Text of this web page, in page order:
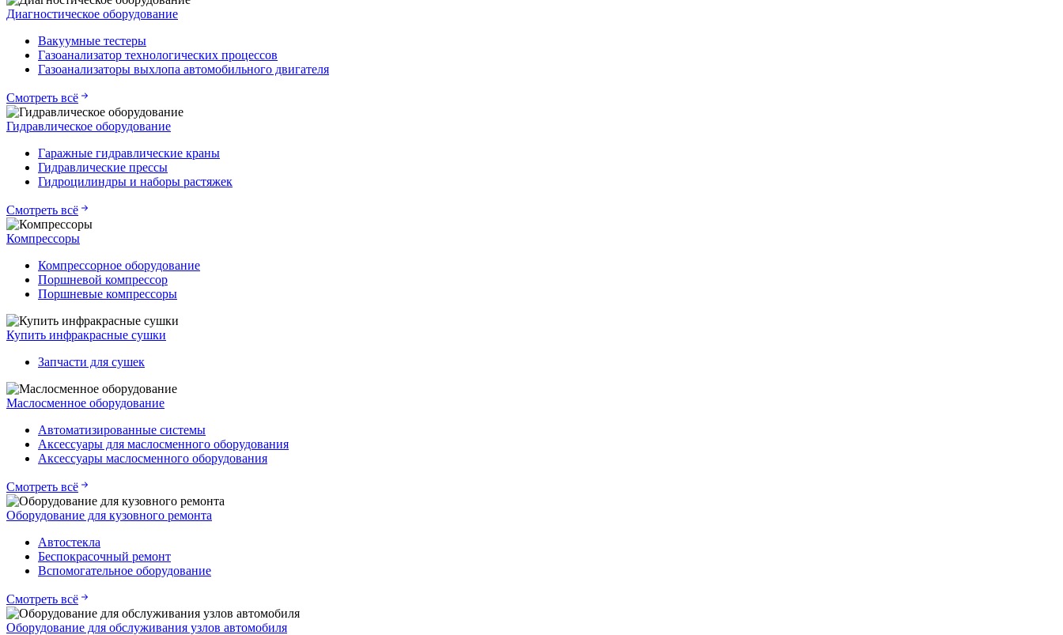
Диагностическое оборудование
Вакуумные тестеры
Газоанализатор технологических процессов
Газоанализаторы выхлопа автомобильного двигателя
Смотреть всё
Гидравлическое оборудование
Гаражные гидравлические краны
Гидравлические прессы
Гидроцилиндры и наборы растяжек
Смотреть всё
Компрессоры
Компрессорное оборудование
Поршневой компрессор
Поршневые компрессоры
Купить инфракрасные сушки
Запчасти для сушек
Маслосменное оборудование
Автоматизированные системы
Аксессуары для маслосменного оборудования
Аксессуары маслосменного оборудования
Смотреть всё
Оборудование для кузовного ремонта
Автостекла
Беспокрасочный ремонт
Вспомогательное оборудование
Смотреть всё
Оборудование для обслуживания узлов автомобиля